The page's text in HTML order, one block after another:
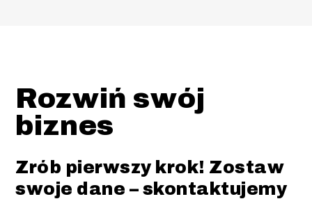
Rozwiń swój
biznes
Zrób pierwszy krok! Zostaw
swoje dane – skontaktujemy